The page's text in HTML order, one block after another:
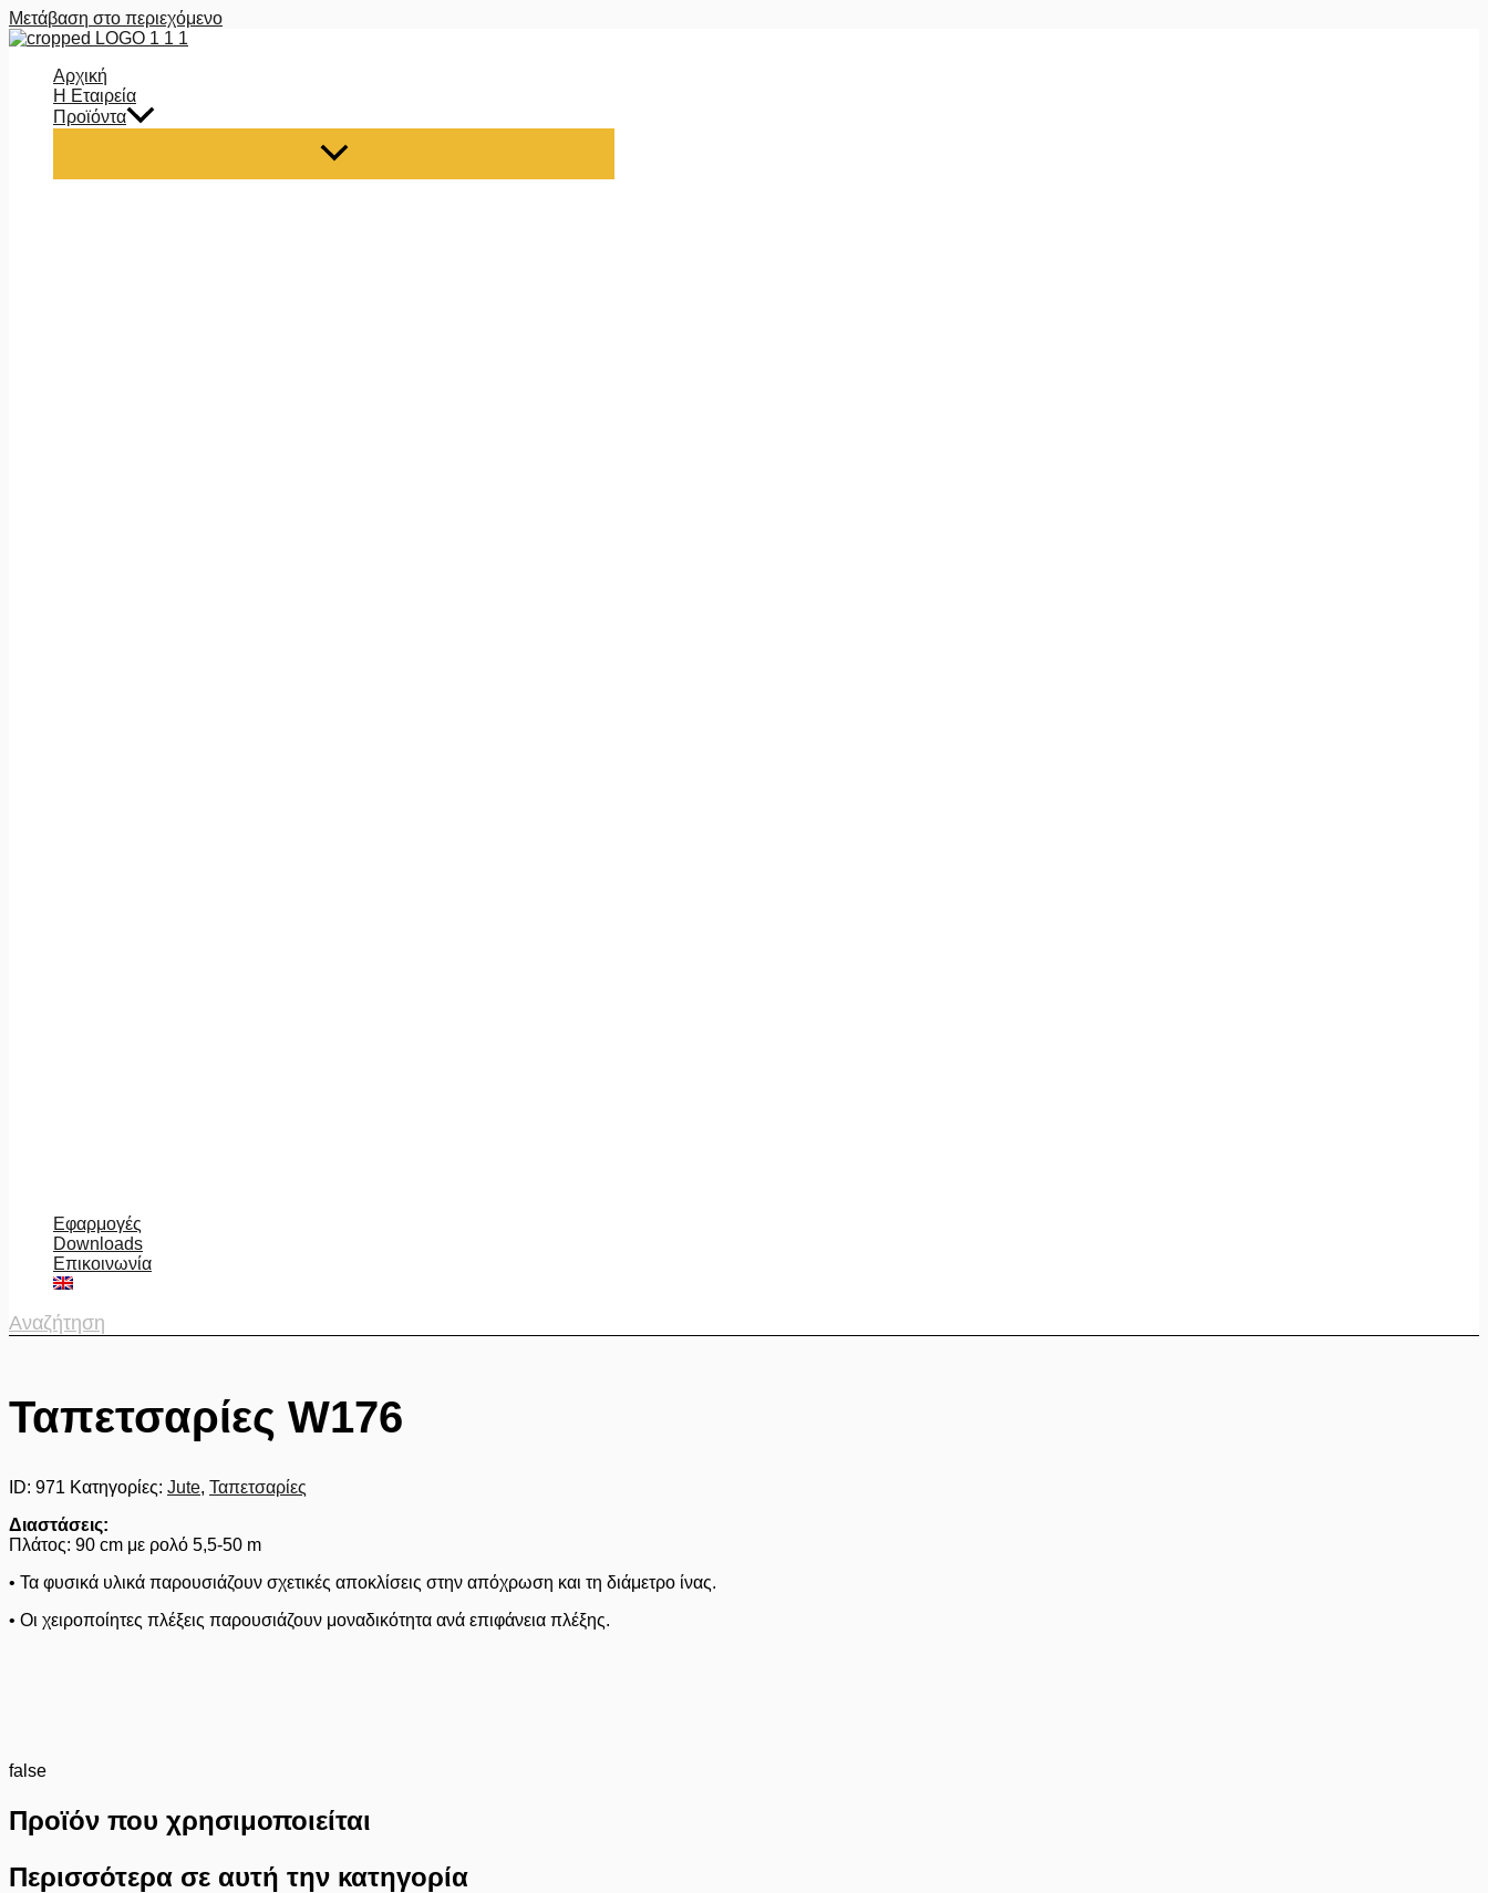
Μετάβαση στο περιεχόμενο
Αρχική
Η Εταιρεία
Προϊόντα
Εφαρμογές
Downloads
Επικοινωνία
Αναζήτηση
Ταπετσαρίες W176
ID: 971 Κατηγορίες: Jute, Ταπετσαρίες
Διαστάσεις:
Πλάτος: 90 cm με ρολό 5,5-50 m
• Τα φυσικά υλικά παρουσιάζουν σχετικές αποκλίσεις στην απόχρωση και τη διάμετρο ίνας.
• Οι χειροποίητες πλέξεις παρουσιάζουν μοναδικότητα ανά επιφάνεια πλέξης.
false
Προϊόν που χρησιμοποιείται
Περισσότερα σε αυτή την κατηγορία